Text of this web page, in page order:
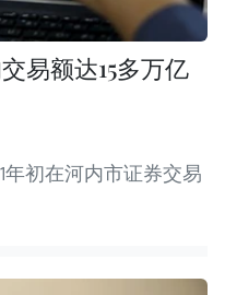
易额达15多万亿
初在河内市证券交易